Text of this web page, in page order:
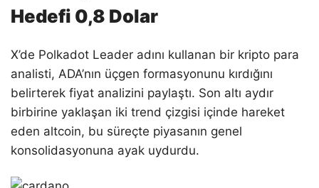
Hedefi 0,8 Dolar
X’de Polkadot Leader adını kullanan bir kripto para
analisti, ADA’nın üçgen formasyonunu kırdığını
belirterek fiyat analizini paylaştı. Son altı aydır
birbirine yaklaşan iki trend çizgisi içinde hareket
eden altcoin, bu süreçte piyasanın genel
konsolidasyonuna ayak uydurdu.